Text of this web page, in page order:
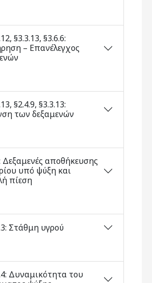
§3.3.13, §3.6.6:
– Επανέλεγχος
§2.4.9, §3.3.13:
των δεξαμενών
Δεξαμενές αποθήκευσης
υπό ψύξη και
πίεση
Στάθμη υγρού
Δυναμικότητα του